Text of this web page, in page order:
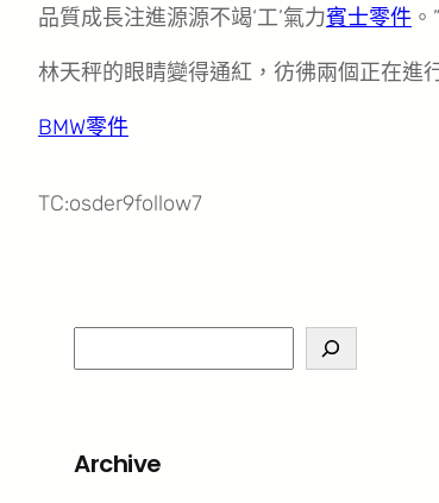
品質成長注進源源不竭‘工’氣力賓士零件 。”
林天秤的眼睛變得通紅，彷彿兩個正在進
BMW零件
TC:osder9follow7
e
c
Archive